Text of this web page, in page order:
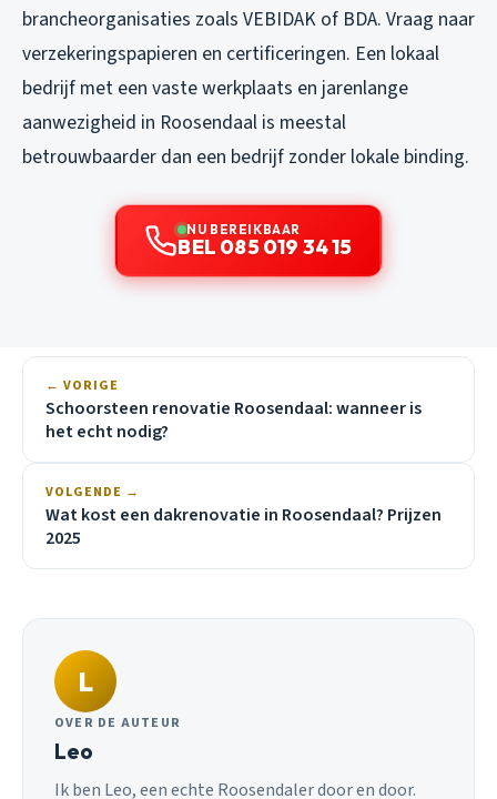
brancheorganisaties zoals VEBIDAK of BDA. Vraag naar
verzekeringspapieren en certificeringen. Een lokaal
bedrijf met een vaste werkplaats en jarenlange
aanwezigheid in Roosendaal is meestal
betrouwbaarder dan een bedrijf zonder lokale binding.
NU BEREIKBAAR
BEL 085 019 34 15
← VORIGE
Schoorsteen renovatie Roosendaal: wanneer is
het echt nodig?
VOLGENDE →
Wat kost een dakrenovatie in Roosendaal? Prijzen
2025
L
OVER DE AUTEUR
Leo
Ik ben Leo, een echte Roosendaler door en door.